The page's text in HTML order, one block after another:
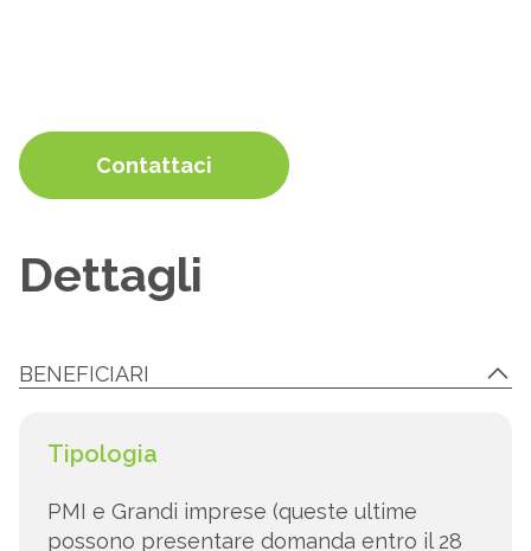
Contattaci
Dettagli
BENEFICIARI
Tipologia
PMI e Grandi imprese (queste ultime
possono presentare domanda entro il 28